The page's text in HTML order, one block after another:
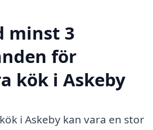
minst 3
för
kök i Askeby
i Askeby kan vara en stor